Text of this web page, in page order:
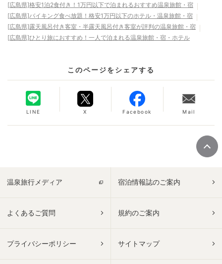
[広島県]格安1泊2食付き！1万円以下で泊まれるおすすめ温泉旅館・宿
[広島県]バイキング食べ放題！格安1万円以下のホテル・温泉旅館・宿
[広島県]露天風呂付き客室・半露天風呂付き客室が評判の温泉旅館・宿
[広島県]ひとり旅におすすめ！一人で泊まれる温泉旅館・宿・ホテル
このページをシェアする
LINE X Facebook Mail
温泉旅行メディア 宿泊情報誌のご案内
よくあるご質問 規約のご案内
プライバシーポリシー サイトマップ